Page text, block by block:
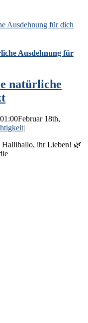
Ausdehnung für dich
Ausdehnung für
natürliche
Februar 18th,
|
ihr Lieben! 🌿